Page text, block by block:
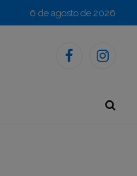
6 de agosto de 2026
Facebook